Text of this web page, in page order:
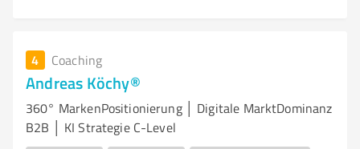
4 Coaching
Andreas Köchy®
360° MarkenPositionierung │ Digitale MarktDominanz
B2B │ KI Strategie C-Level